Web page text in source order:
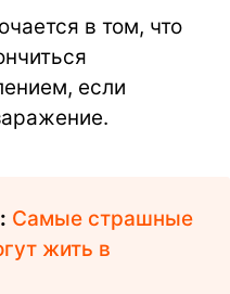
в том, что
если
Самые страшные
жить в